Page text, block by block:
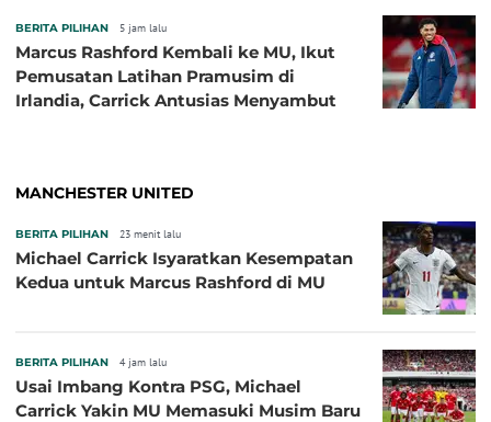
BERITA PILIHAN 5 jam lalu
Marcus Rashford Kembali ke MU, Ikut
Pemusatan Latihan Pramusim di
Irlandia, Carrick Antusias Menyambut
MANCHESTER UNITED
BERITA PILIHAN 23 menit lalu
Michael Carrick Isyaratkan Kesempatan
Kedua untuk Marcus Rashford di MU
BERITA PILIHAN 4 jam lalu
Usai Imbang Kontra PSG, Michael
Carrick Yakin MU Memasuki Musim Baru